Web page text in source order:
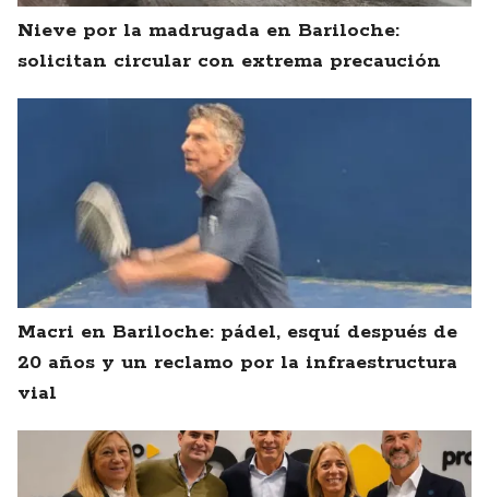
Nieve por la madrugada en Bariloche:
solicitan circular con extrema precaución
Macri en Bariloche: pádel, esquí después de
20 años y un reclamo por la infraestructura
vial